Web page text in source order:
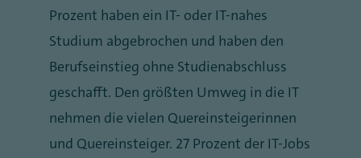
Prozent haben ein IT- oder IT-nahes
Studium abgebrochen und haben den
Berufseinstieg ohne Studienabschluss
geschafft. Den größten Umweg in die IT
nehmen die vielen Quereinsteigerinnen
und Quereinsteiger. 27 Prozent der IT-Jobs